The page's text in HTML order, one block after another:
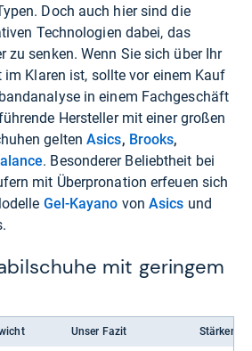
Doch auch hier sind die
Technologien dabei, das
zu senken. Wenn Sie sich über Ihr
Klaren ist, sollte vor einem Kauf
in einem Fachgeschäft
Hersteller mit einer großen
geltenAsics, Brooks,
. Besonderer Beliebtheit bei
mit Überpronation erfeuen sich
Gel-Kayano vonAsics und
mit geringem
Unser Fazit Stärken